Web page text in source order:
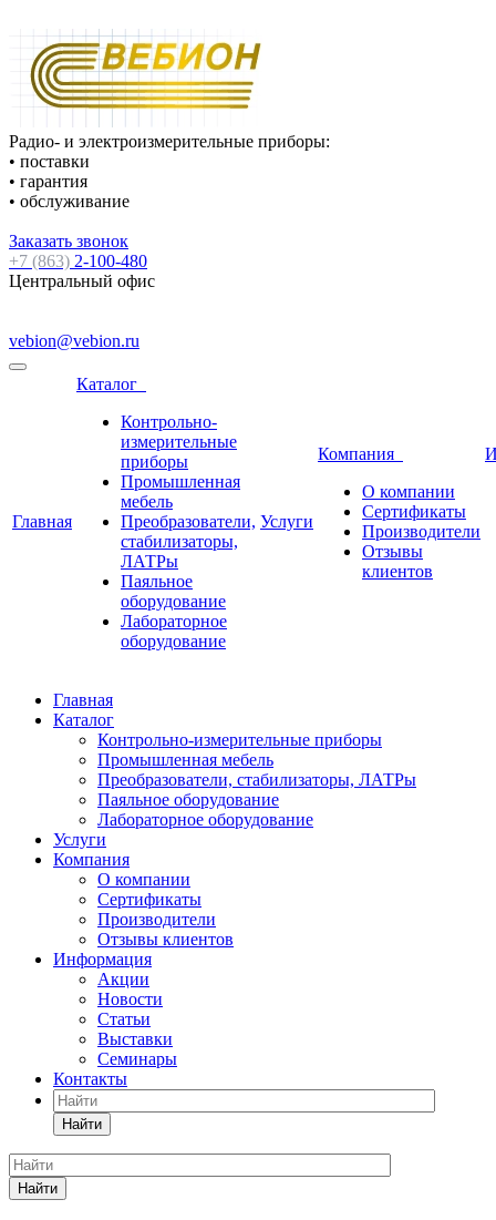
Радио- и электроизмерительные приборы:
• поставки
• гарантия
• обслуживание
Заказать звонок
+7 (863) 2-100-480
Центральный офис
vebion@vebion.ru
Главная
Каталог
Контрольно-
измерительные
приборы
Промышленная
мебель
Преобразователи,
стабилизаторы,
ЛАТРы
Паяльное
оборудование
Лабораторное
оборудование
Услуги
Компания
О компании
Сертификаты
Производители
Отзывы
клиентов
Главная
Каталог
Контрольно-измерительные приборы
Промышленная мебель
Преобразователи, стабилизаторы, ЛАТРы
Паяльное оборудование
Лабораторное оборудование
Услуги
Компания
О компании
Сертификаты
Производители
Отзывы клиентов
Информация
Акции
Новости
Статьи
Выставки
Семинары
Контакты
Найти
Найти